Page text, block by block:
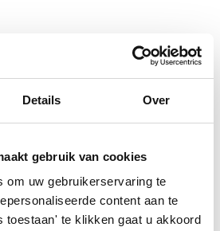
Details Over
gebruik van cookies
om uw gebruikerservaring te
content aan te
toestaan' te klikken gaat u akkoord
-side exception has occurred while